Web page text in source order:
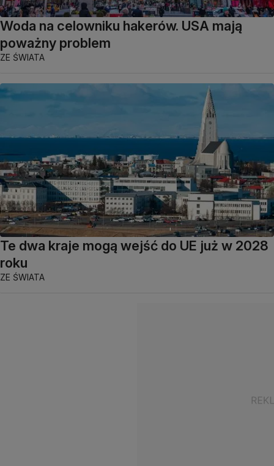
Woda na celowniku hakerów. USA mają
poważny problem
ZE ŚWIATA
Te dwa kraje mogą wejść do UE już w 2028
roku
ZE ŚWIATA